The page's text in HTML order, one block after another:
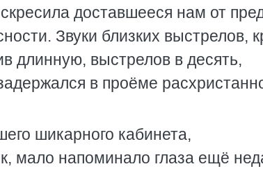
доставшееся нам от
Звуки близких выстрелов,
длинную, выстрелов в десять,
в проёме
шикарного кабинета,
мало напоминало глаза ещё